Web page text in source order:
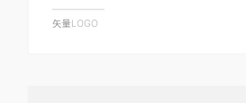
矢量LOGO